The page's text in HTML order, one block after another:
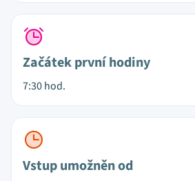
Začátek první hodiny
7:30 hod.
Vstup umožněn od